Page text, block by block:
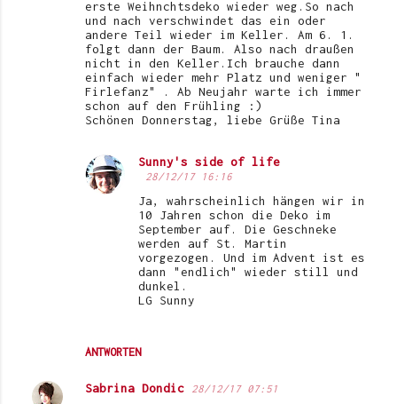
erste Weihnchtsdeko wieder weg.So nach
und nach verschwindet das ein oder
andere Teil wieder im Keller. Am 6. 1.
folgt dann der Baum. Also nach draußen
nicht in den Keller.Ich brauche dann
einfach wieder mehr Platz und weniger "
Firlefanz" . Ab Neujahr warte ich immer
schon auf den Frühling :)
Schönen Donnerstag, liebe Grüße Tina
ANTWORTEN
Sunny's side of life
28/12/17 16:16
Ja, wahrscheinlich hängen wir in
10 Jahren schon die Deko im
September auf. Die Geschneke
werden auf St. Martin
vorgezogen. Und im Advent ist es
dann "endlich" wieder still und
dunkel.
LG Sunny
Sabrina Dondic 28/12/17 07:51